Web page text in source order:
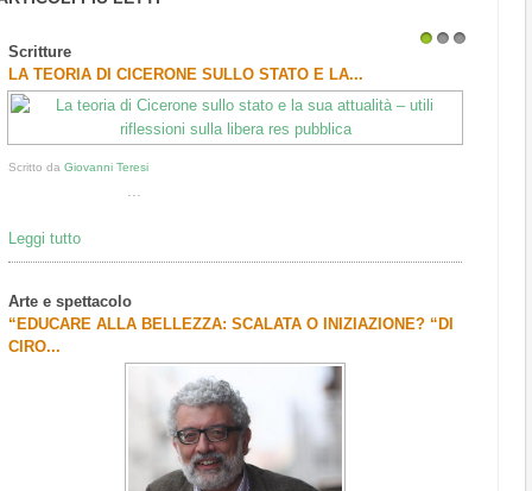
Scritture
LA TEORIA DI CICERONE SULLO STATO E LA...
Scritto daGiovanni Teresi
...
Leggi tutto
Arte e spettacolo
“EDUCARE ALLA BELLEZZA: SCALATA O INIZIAZIONE? “DI
CIRO...